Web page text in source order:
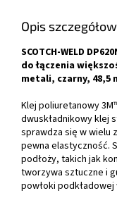
Opis
SCOTCH-WELD
do łączenia
metali, czarny, 48,5
Klej poliuretanowy
dwuskładnikowy klej
sprawdza się w wielu
pewna elastyczność.
podłoży, takich jak
tworzywa sztuczne i
powłoki